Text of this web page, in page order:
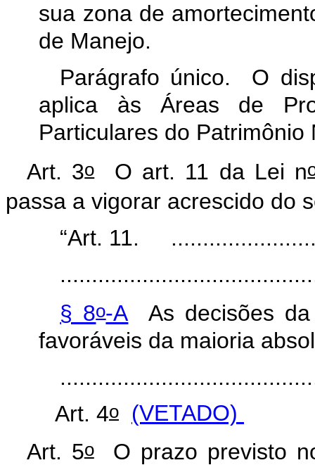
sua zona de
de Manejo.
Parágrafo único. O
aplica às Áreas de
Particulares do Patrimônio
Art. 3oO art. 11 da Lei n
passa a vigorar acrescido do
“Art. 11.
§ 8o-AAs decisões da
favoráveis da maioria
Art. 4o
(VETADO)
Art. 5oO prazo previsto